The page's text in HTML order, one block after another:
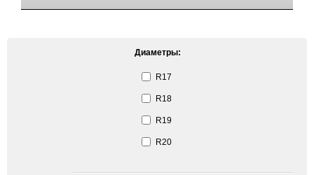
Диаметры:
R17
R18
R19
R20